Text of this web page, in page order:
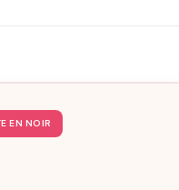
choisissez pas
mère combien elle
de l’amour
envers celle qui
EN NOIR